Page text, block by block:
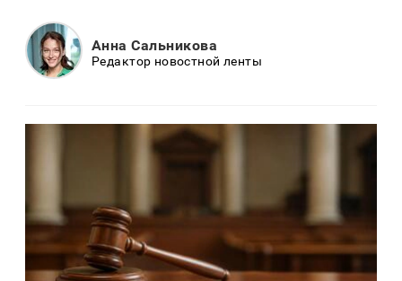
Анна Сальникова
Редактор новостной ленты